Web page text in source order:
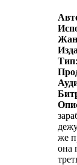
Тип
же
она